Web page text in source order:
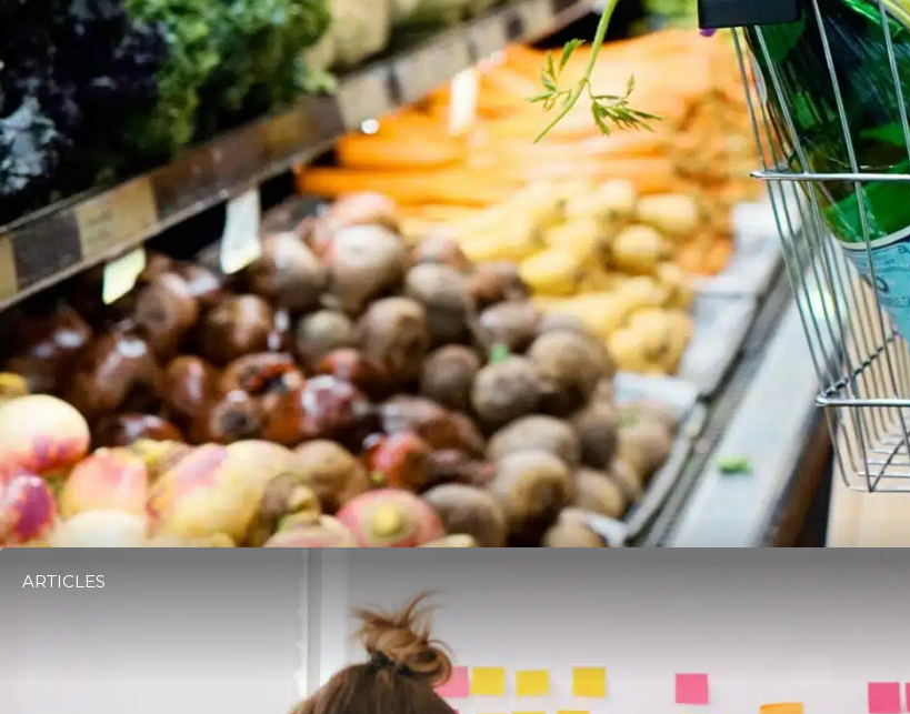
Comment réussir le financement de votre reprise de fonds de commerce ?
ARTICLES